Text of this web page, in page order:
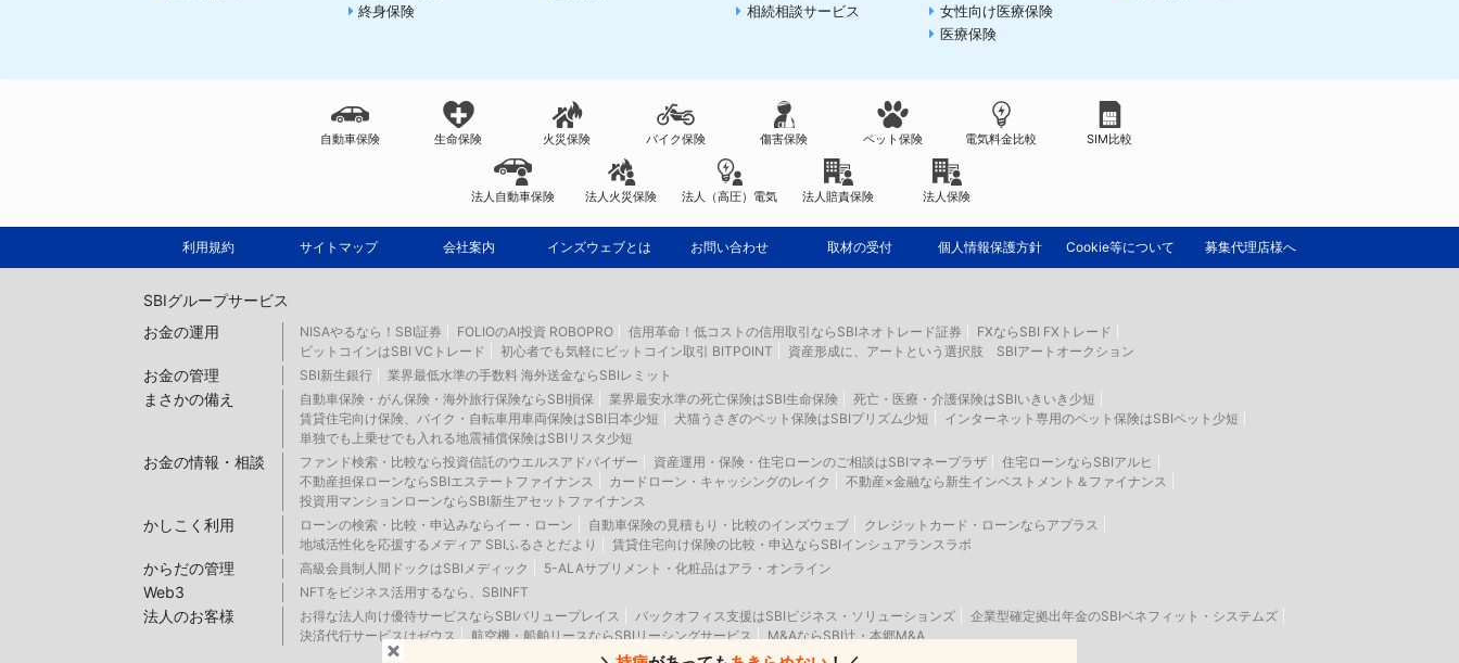
終身保険
相続相談サービス
女性向け医療保険
医療保険
自動車保険 生命保険 火災保険 バイク保険 傷害保険 ペット保険 電気料金比較 SIM比較
法人自動車保険 法人火災保険 法人（高圧）電気 法人賠責保険 法人保険
利用規約 サイトマップ 会社案内 インズウェブとは お問い合わせ 取材の受付 個人情報保護方針 Cookie等について 募集代理店様へ
SBIグループサービス
お金の運用
NISAやるなら！SBI証券 FOLIOのAI投資 ROBOPRO 信用革命！低コストの信用取引ならSBIネオトレード証券
FXならSBI FXトレード
ビットコインはSBI VCトレード
初心者でも気軽にビットコイン取引 BITPOINT 資産形成に、アートという選択肢 SBIアートオークション
お金の管理 SBI新生銀行 業界最低水準の手数料 海外送金ならSBIレミット
まさかの備え 自動車保険・がん保険・海外旅行保険ならSBI損保 業界最安水準の死亡保険はSBI生命保険
死亡・医療・介護保険はSBIいきいき少短
賃貸住宅向け保険、バイク・自転車用車両保険はSBI日本少短
犬猫うさぎのペット保険はSBIプリズム少短
インターネット専用のペット保険はSBIペット少短
単独でも上乗せでも入れる地震補償保険はSBIリスタ少短
お金の情報・相談 ファンド検索・比較なら投資信託のウエルスアドバイザー 資産運用・保険・住宅ローンのご相談はSBIマネープラザ
住宅ローンならSBIアルヒ
不動産担保ローンならSBIエステートファイナンス
カードローン・キャッシングのレイク
不動産×金融なら新生インベストメント＆ファイナンス
投資用マンションローンならSBI新生アセットファイナンス
かしこく利用 ローンの検索・比較・申込みならイー・ローン 自動車保険の見積もり・比較のインズウェブ
クレジットカード・ローンならアプラス
地域活性化を応援するメディア SBIふるさとだより
賃貸住宅向け保険の比較・申込ならSBIインシュアランスラボ
からだの管理 高級会員制人間ドックはSBIメディック 5-ALAサプリメント・化粧品はアラ・オンライン
Web3 NFTをビジネス活用するなら、SBINFT
法人のお客様 お得な法人向け優待サービスならSBIバリュープレイス バックオフィス支援はSBIビジネス・ソリューションズ
企業型確定拠出年金のSBIベネフィット・システムズ
決済代行サービスはゼウス
航空機・船舶リースならSBIリーシングサービス M&AならSBI辻・本郷M&A